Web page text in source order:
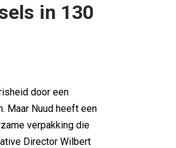
in 130
door een
Maar Nuud heeft een
verpakking die
Director Wilbert
ALGEMEEN
Rust is het nieuwe premium
is niet genoeg als...